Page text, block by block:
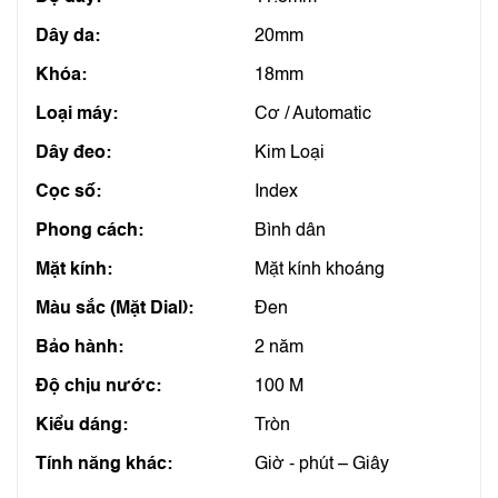
Dây da: 20mm
Khóa: 18mm
Loại máy: Cơ / Automatic
Dây đeo: Kim Loại
Cọc số: Index
Phong cách: Bình dân
Mặt kính: Mặt kính khoáng
Màu sắc (Mặt Dial): Đen
Bảo hành: 2 năm
Độ chịu nước: 100 M
Kiểu dáng: Tròn
Tính năng khác: Giờ - phút – Giây